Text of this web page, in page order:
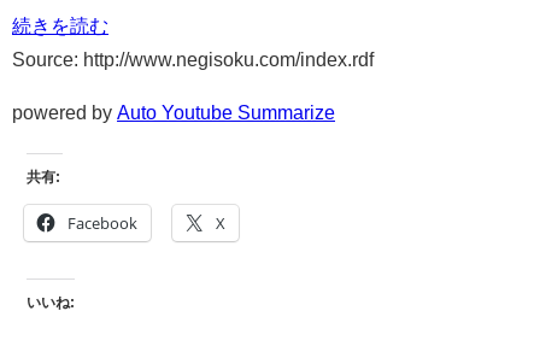
続きを読む
Source: http://www.negisoku.com/index.rdf
powered by Auto Youtube Summarize
共有:
Facebook X
いいね: